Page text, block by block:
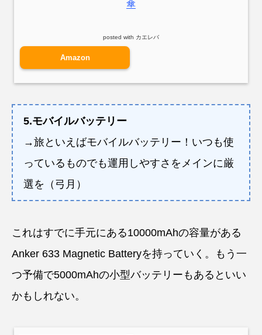
傘
posted with カエレバ
Amazon
5.モバイルバッテリー
→旅といえばモバイルバッテリー！いつも使
っているものでも運用しやすさをメインに厳
選を（弓月）
これはすでに手元にある10000mAhの容量がある
Anker 633 Magnetic Batteryを持っていく。もう一
つ予備で5000mAhの小型バッテリーもあるといい
かもしれない。